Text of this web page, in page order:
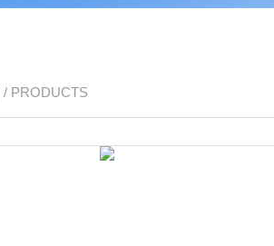
/ PRODUCTS